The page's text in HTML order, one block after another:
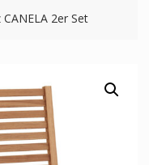
2er Set